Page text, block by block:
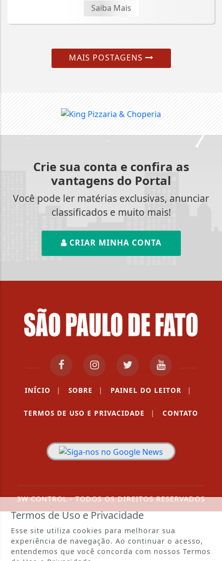
Saiba Mais
MAIS POSTAGENS
Crie sua conta e confira as
vantagens do Portal
Você pode ler matérias exclusivas, anunciar
classificados e muito mais!
CRIAR MINHA CONTA
INÍCIO | SOBRE | PAINEL DO LEITOR |
TERMOS DE USO E PRIVACIDADE | CONTATO
3W CONTROL - TODOS OS DIREITOS RESERVADOS
Termos de Uso e Privacidade
Esse site utiliza cookies para melhorar sua
experiência de navegação. Ao continuar o acesso,
entendemos que você concorda com nossos Termos